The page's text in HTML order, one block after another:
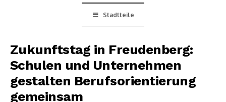
Stadtteile
Zukunftstag in Freudenberg:
Schulen und Unternehmen
gestalten Berufsorientierung
gemeinsam